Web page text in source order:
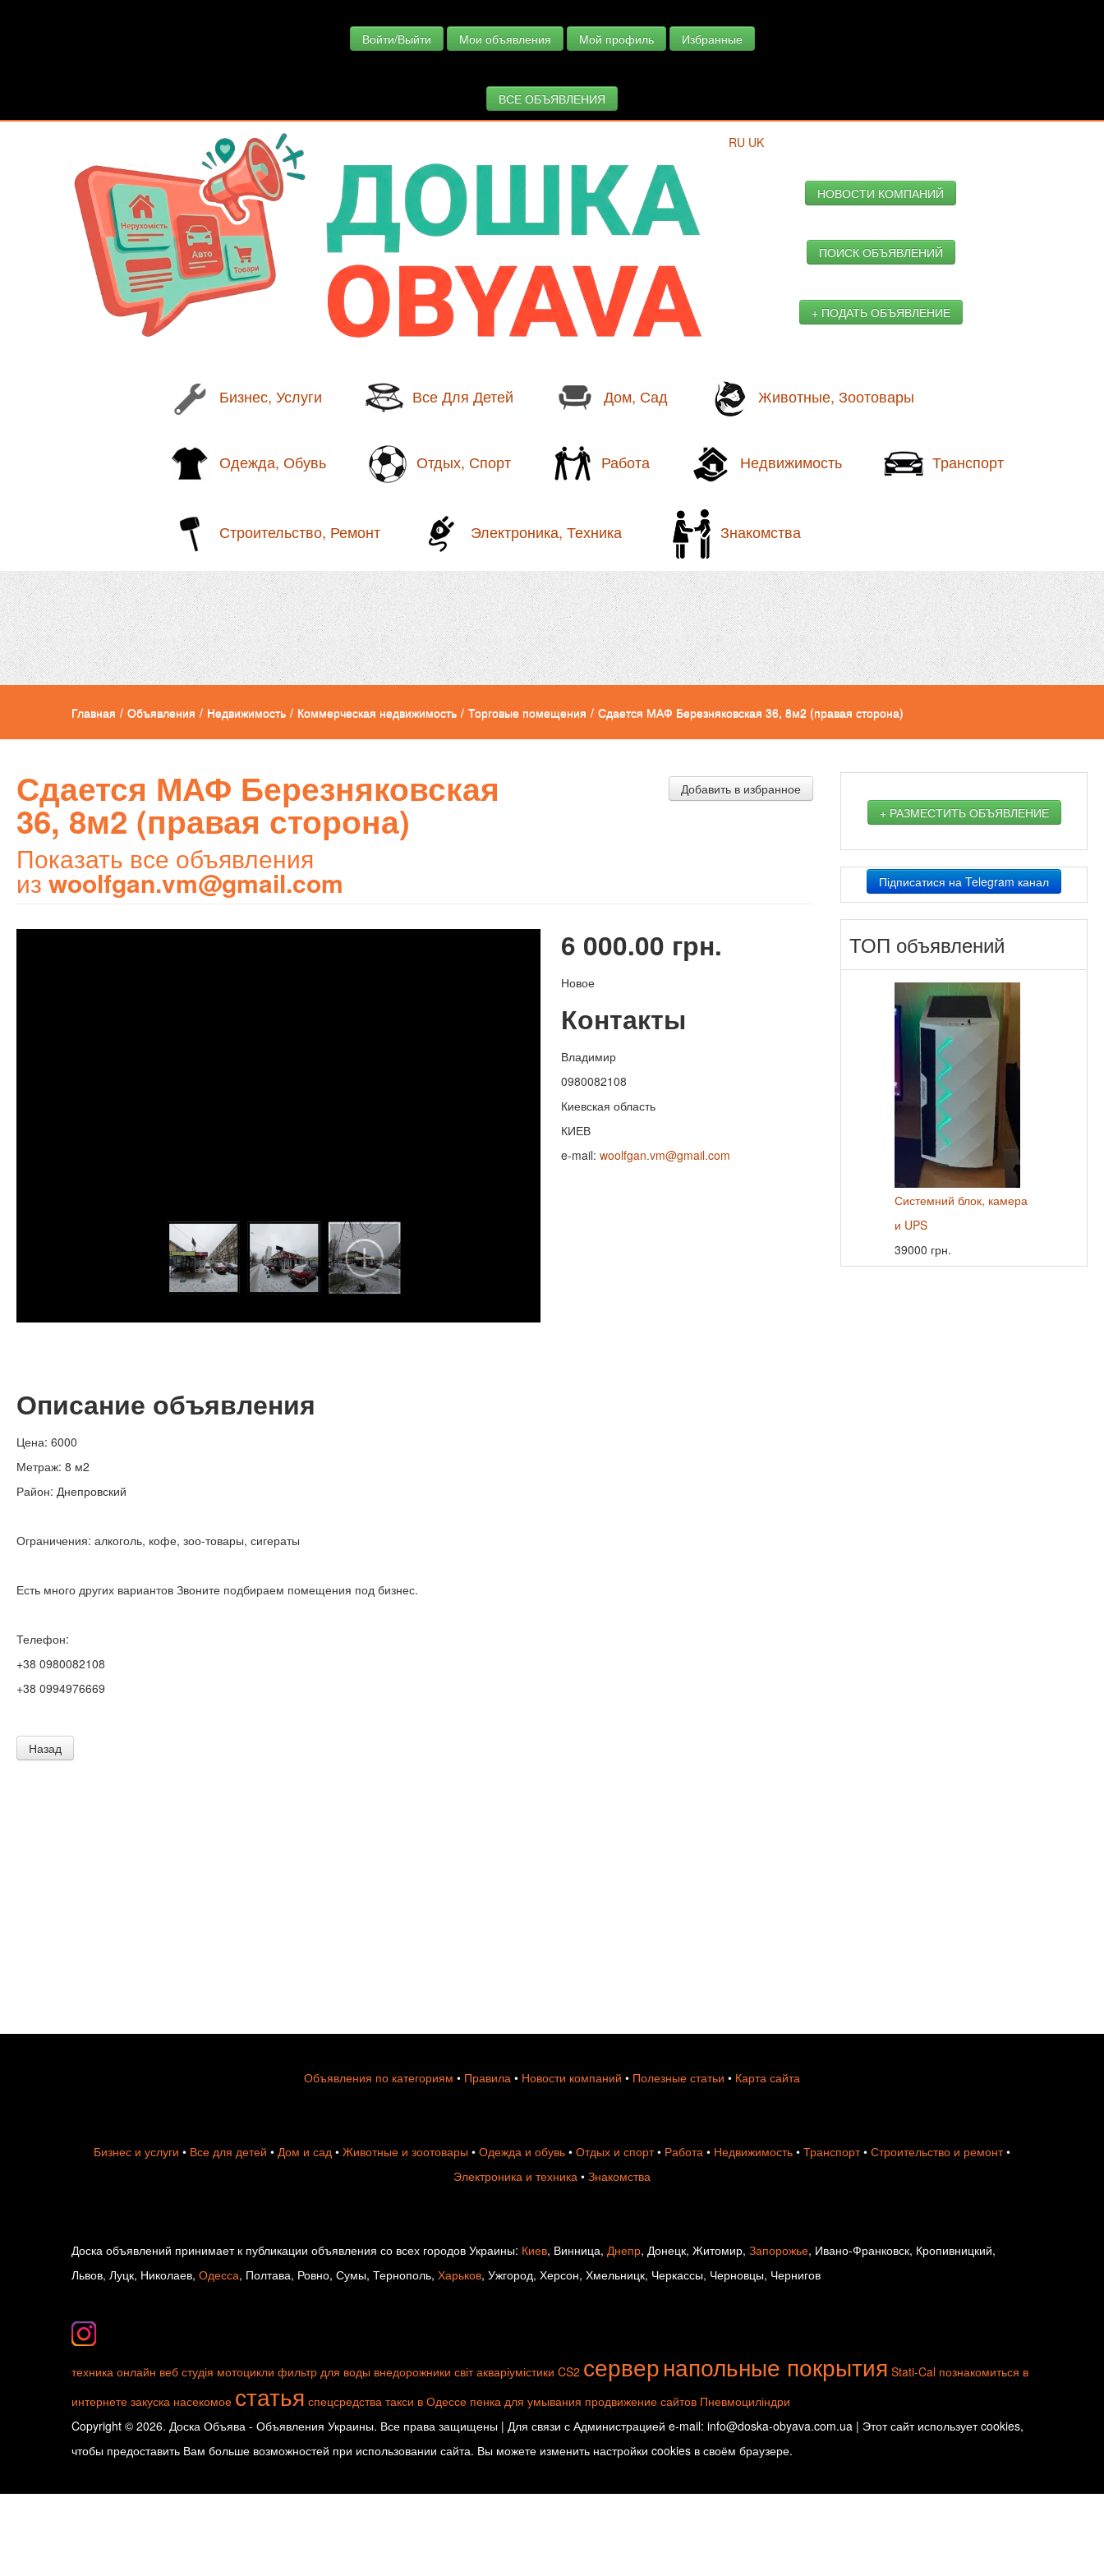
Войти/Выйти Мои объявления Мой профиль Избранные
ВСЕ ОБЪЯВЛЕНИЯ
RU UK
НОВОСТИ КОМПАНИЙ
ПОИСК ОБЪЯВЛЕНИЙ
+ ПОДАТЬ ОБЪЯВЛЕНИЕ
Бизнес, Услуги Все Для Детей Дом, Сад Животные, Зоотовары
Одежда, Обувь Отдых, Спорт Работа Недвижимость Транспорт
Строительство, Ремонт Электроника, Техника Знакомства
Главная / Объявления / Недвижимость / Коммерческая недвижимость / Торговые помещения / Сдается МАФ Березняковская 36, 8м2 (правая сторона)
Сдается МАФ Березняковская
36, 8м2 (правая сторона)
Показать все объявления
из woolfgan.vm@gmail.com
Добавить в избранное
6 000.00 грн.
Новое
Контакты
Владимир
0980082108
Киевская область
КИЕВ
e-mail: woolfgan.vm@gmail.com
Описание объявления
Цена: 6000
Метраж: 8 м2
Район: Днепровский
Ограничения: алкоголь, кофе, зоо-товары, сигераты
Есть много других вариантов Звоните подбираем помещения под бизнес.
Телефон:
+38 0980082108
+38 0994976669
Назад
+ РАЗМЕСТИТЬ ОБЪЯВЛЕНИЕ
Підписатися на Telegram канал
ТОП объявлений
Системний блок, камера
и UPS
39000 грн.
Объявления по категориям • Правила • Новости компаний • Полезные статьи • Карта сайта
Бизнес и услуги • Все для детей • Дом и сад • Животные и зоотовары • Одежда и обувь • Отдых и спорт• Работа • Недвижимость • Транспорт• Строительство и ремонт•
Электроника и техника • Знакомства
Доска объявлений принимает к публикации объявления со всех городов Украины: Киев, Винница, Днепр, Донецк, Житомир, Запорожье, Ивано-Франковск, Кропивницкий,
Львов, Луцк, Николаев, Одесса, Полтава, Ровно, Сумы, Тернополь, Харьков, Ужгород, Херсон, Хмельницк, Черкассы, Черновцы, Чернигов
техника онлайн веб студія мотоцикли фильтр для воды внедорожники світ акваріумістики CS2 сервернапольные покрытия Stati-Cal познакомиться в
интернете закуска насекомое статья спецсредства такси в Одессе пенка для умывания продвижение сайтов Пневмоциліндри
Copyright © 2026. Доска Объява - Объявления Украины. Все права защищены | Для связи с Администрацией e-mail: info@doska-obyava.com.ua | Этот сайт использует cookies,
чтобы предоставить Вам больше возможностей при использовании сайта. Вы можете изменить настройки cookies в своём браузере.